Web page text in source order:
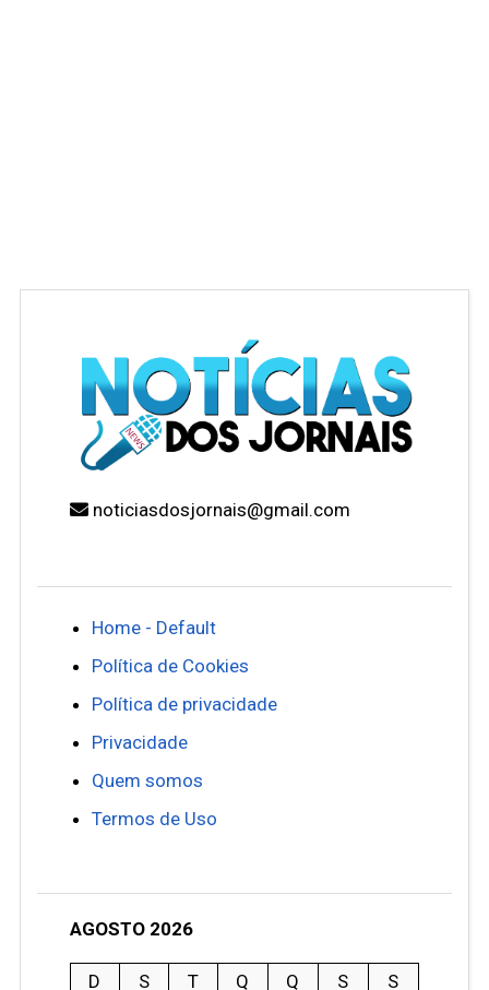
noticiasdosjornais@gmail.com
Home - Default
Política de Cookies
Política de privacidade
Privacidade
Quem somos
Termos de Uso
AGOSTO 2026
D S T Q Q S S